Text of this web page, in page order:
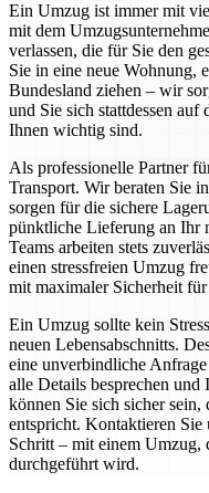
Ein Umzug ist immer mit
mit dem
verlassen, die für Sie den
Sie in eine neue Wohnung,
Bundesland ziehen – wir
und Sie sich stattdessen
Ihnen wichtig sind.
Als professionelle Partner
Transport. Wir beraten Sie
sorgen für die sichere
pünktliche Lieferung an Ihr
Teams arbeiten stets
einen stressfreien Umzug
mit maximaler Sicherheit
Ein Umzug sollte kein
neuen Lebensabschnitts.
eine unverbindliche
alle Details besprechen
können Sie sich sicher
entspricht. Kontaktieren Sie
Schritt – mit einem Umzug,
durchgeführt wird.